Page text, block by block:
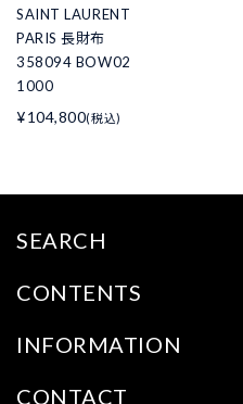
SAINT LAURENT
PARIS 長財布
358094 BOW02
1000
¥104,800(税込)
SEARCH
CONTENTS
INFORMATION
CONTACT